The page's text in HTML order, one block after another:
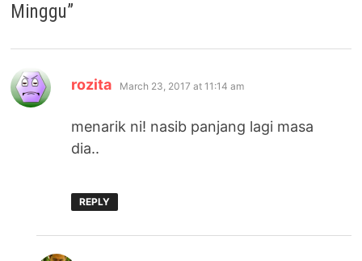
Minggu”
rozita says:
March 23, 2017 at 11:14 am
menarik ni! nasib panjang lagi masa
dia..
REPLY